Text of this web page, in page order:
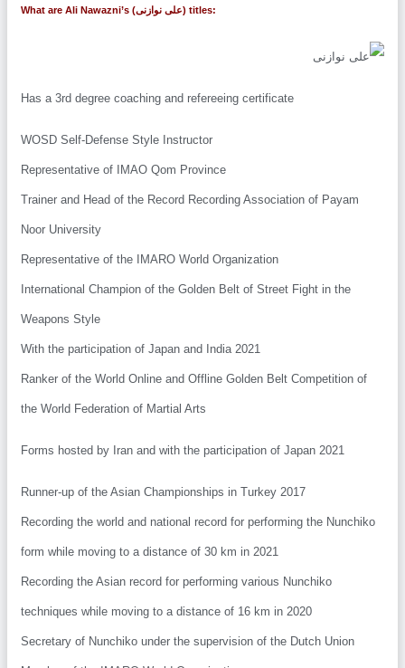
Has a 3rd degree coaching and refereeing certificate
WOSD Self-Defense Style Instructor
Representative of IMAO Qom Province
Trainer and Head of the Record Recording Association of Payam
Noor University
Representative of the IMARO World Organization
International Champion of the Golden Belt of Street Fight in the
Weapons Style
With the participation of Japan and India 2021
Ranker of the World Online and Offline Golden Belt Competition of
the World Federation of Martial Arts
Forms hosted by Iran and with the participation of Japan 2021
Runner-up of the Asian Championships in Turkey 2017
Recording the world and national record for performing the
form while moving to a distance of 30 km in 2021
Recording the Asian record for performing various Nunchiko
techniques while moving to a distance of 16 km in 2020
Secretary of Nunchiko under the supervision of the Dutch Union